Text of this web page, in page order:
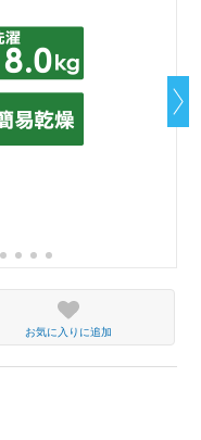
お気に入りに追加